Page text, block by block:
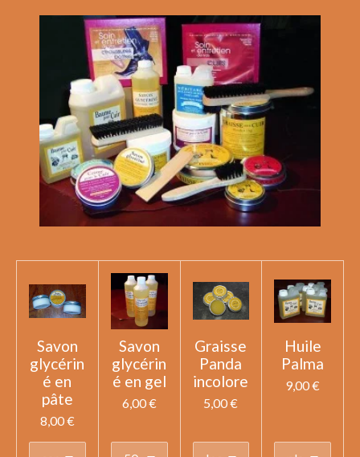
Savon
glycérin
é en
pâte
8,00 €
Savon
glycérin
é en gel
6,00 €
Graisse
Panda
incolore
5,00 €
Huile
Palma
9,00 €